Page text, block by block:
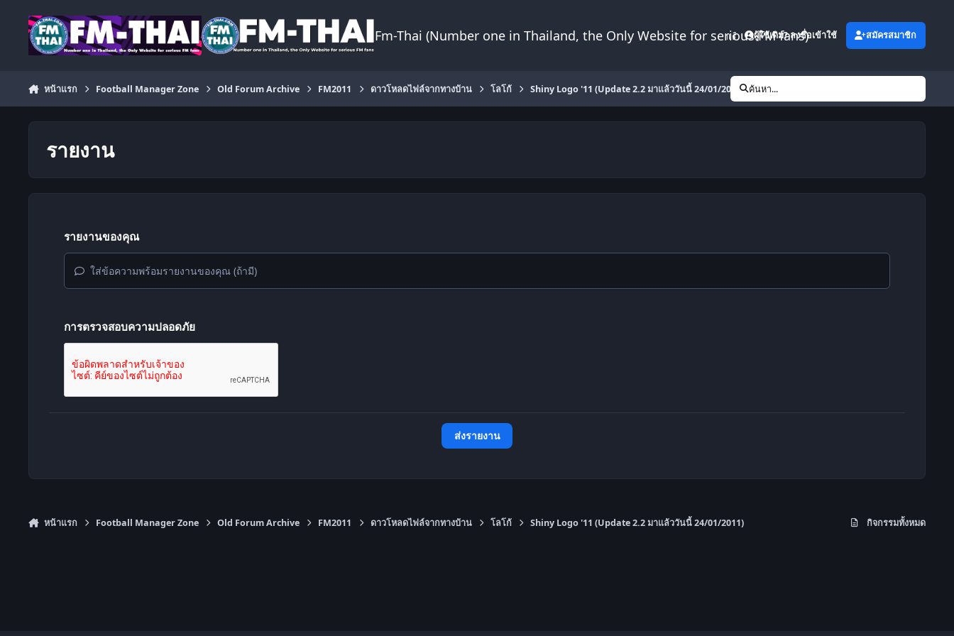
Fm-Thai (Number one in Thailand, the Only Website for serious FM fans)
เพิ่มเติม ผู้ใช้เดิม? ลงชื่อเข้าใช้ สมัครสมาชิก
หน้าแรก Football Manager Zone Old Forum Archive FM2011 ดาวโหลดไฟล์จากทางบ้าน โลโก้ Shiny Logo '11 (Update 2.2 มาแล้ววันนี้ 24/01/2011) ค้นหา...
รายงาน
รายงานของคุณ
ใส่ข้อความพร้อมรายงานของคุณ (ถ้ามี)
การตรวจสอบความปลอดภัย
ส่งรายงาน
หน้าแรก Football Manager Zone Old Forum Archive FM2011 ดาวโหลดไฟล์จากทางบ้าน โลโก้ Shiny Logo '11 (Update 2.2 มาแล้ววันนี้ 24/01/2011) กิจกรรมทั้งหมด